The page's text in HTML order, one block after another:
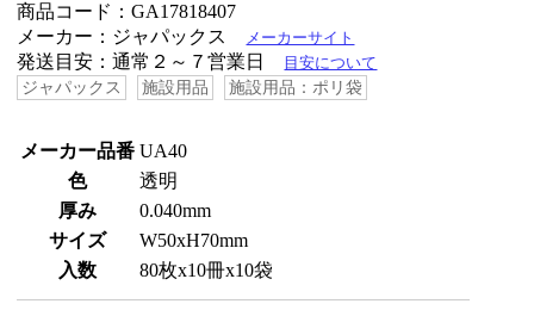
商品コード：GA17818407
メーカー：ジャパックス
メーカーサイト
発送目安：通常２～７営業日 目安について
ジャパックス 施設用品 施設用品：ポリ袋
メーカー品番 UA40
色
透明
厚み
0.040mm
サイズ
W50xH70mm
入数
80枚x10冊x10袋